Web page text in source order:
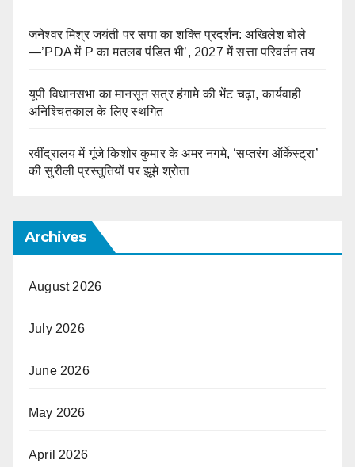
जनेश्वर मिश्र जयंती पर सपा का शक्ति प्रदर्शन: अखिलेश बोले
—’PDA में P का मतलब पंडित भी’, 2027 में सत्ता परिवर्तन तय
यूपी विधानसभा का मानसून सत्र हंगामे की भेंट चढ़ा, कार्यवाही
अनिश्चितकाल के लिए स्थगित
रवींद्रालय में गूंजे किशोर कुमार के अमर नगमे, ‘सप्तरंग ऑर्केस्ट्रा’
की सुरीली प्रस्तुतियों पर झूमे श्रोता
Archives
August 2026
July 2026
June 2026
May 2026
April 2026